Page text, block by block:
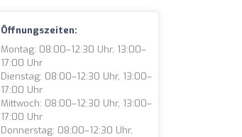
Öffnungszeiten:
Montag: 08:00–12:30 Uhr, 13:00–
17:00 Uhr
Dienstag: 08:00–12:30 Uhr, 13:00–
17:00 Uhr
Mittwoch: 08:00–12:30 Uhr, 13:00–
17:00 Uhr
Donnerstag: 08:00–12:30 Uhr,